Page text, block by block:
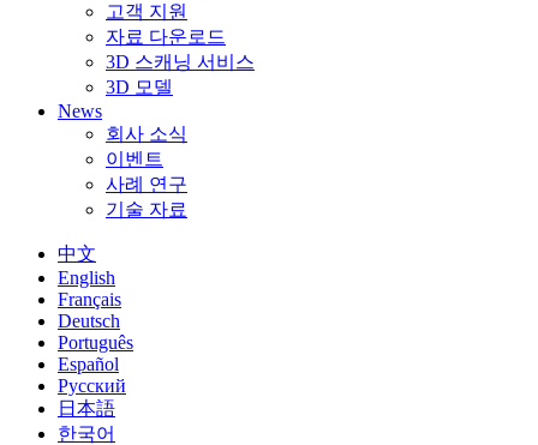
고객 지원
자료 다운로드
3D 스캐닝 서비스
3D 모델
News
회사 소식
이벤트
사례 연구
기술 자료
中文
English
Français
Deutsch
Português
Español
Русский
日本語
한국어